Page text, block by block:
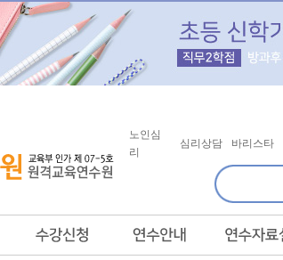
노인심
리
심리상담 바리스타